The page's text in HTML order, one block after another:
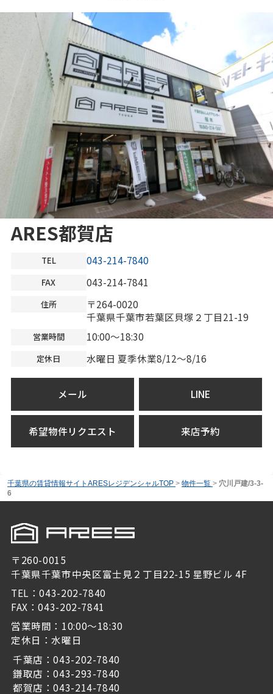
ARES都賀店
TEL 043-214-7840
FAX 043-214-7841
住所
〒264-0020
千葉県千葉市若葉区貝塚２丁目21-19
営業時間 10:00～18:30
定休日 水曜日 夏季休業8/12～8/16
メール LINE
希望物件リクエスト 来店予約
千葉県の賃貸情報サイトARESレジデンシャルTOP > 物件一覧 > 穴川戸建/3-3-
6
〒260-0015
千葉県千葉市中央区富士見２丁目22-15 星野ビル 4F
TEL：043-202-7840
FAX：043-202-7841
営業時間：10:00～18:30
定休日：水曜日
千葉店：043-202-7840
鎌取店：043-293-7840
都賀店：043-214-7840